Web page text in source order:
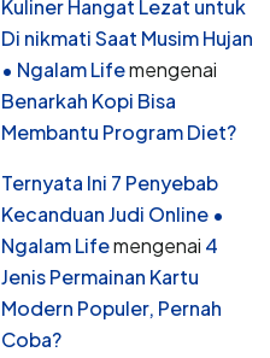
Kuliner Hangat Lezat untuk
Di nikmati Saat Musim Hujan
• Ngalam Lifemengenai
Benarkah Kopi Bisa
Membantu Program Diet?
Ternyata Ini 7 Penyebab
Kecanduan Judi Online •
Ngalam Lifemengenai 4
Jenis Permainan Kartu
Modern Populer, Pernah
Coba?